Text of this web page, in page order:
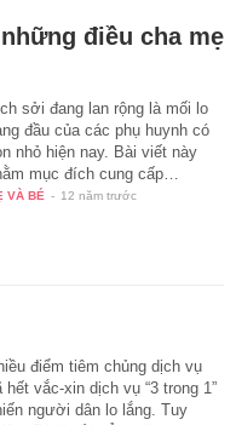
điều cha mẹ
sởi đang lan rộng là mối lo
đầu của các phụ huynh có
nhỏ hiện nay. Bài viết này
mục đích cung cấp…
VÀ BÉ - 12 năm trước
điểm tiêm chủng dịch vụ
hết vắc-xin dịch vụ “3 trong 1”
người dân lo lắng. Tuy